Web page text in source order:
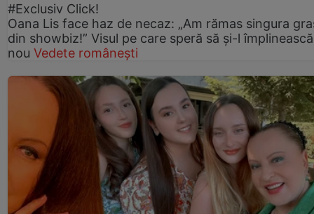
#Exclusiv Click!
Oana Lis face haz de necaz: „Am rămas singura
din showbiz!” Visul pe care speră să și-l
nou Vedete românești